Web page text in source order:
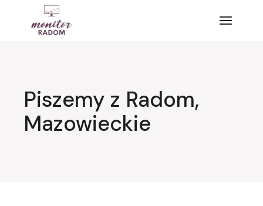
Piszemy z Radom,
Mazowieckie